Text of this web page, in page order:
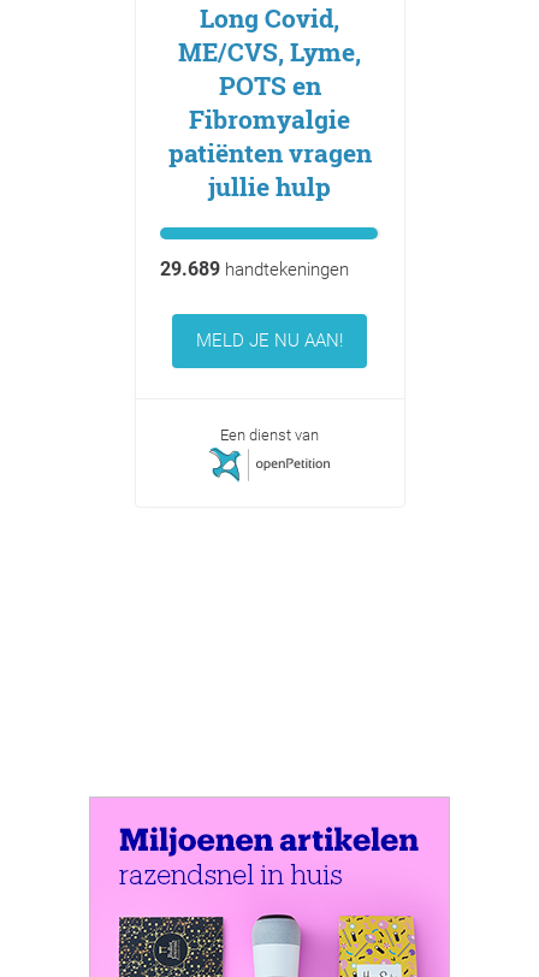
Long Covid,
ME/CVS, Lyme,
POTS en
Fibromyalgie
patiënten vragen
jullie hulp
29.689handtekeningen
MELD JE NU AAN!
Een dienst van